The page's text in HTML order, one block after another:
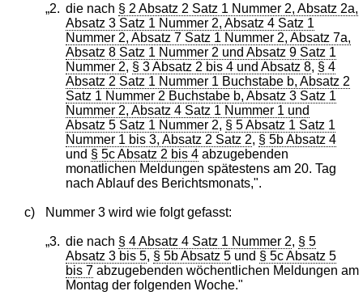
„2. die nach § 2 Absatz 2 Satz 1 Nummer 2, Absatz 2a,
Absatz 3 Satz 1 Nummer 2, Absatz 4 Satz 1
Nummer 2, Absatz 7 Satz 1 Nummer 2, Absatz 7a,
Absatz 8 Satz 1 Nummer 2 und Absatz 9 Satz 1
Nummer 2, § 3 Absatz 2 bis 4 und Absatz 8, § 4
Absatz 2 Satz 1 Nummer 1 Buchstabe b, Absatz 2
Satz 1 Nummer 2 Buchstabe b, Absatz 3 Satz 1
Nummer 2, Absatz 4 Satz 1 Nummer 1 und
Absatz 5 Satz 1 Nummer 2, § 5 Absatz 1 Satz 1
Nummer 1 bis 3, Absatz 2 Satz 2, § 5b Absatz 4
und § 5c Absatz 2 bis 4 abzugebenden
monatlichen Meldungen spätestens am 20. Tag
nach Ablauf des Berichtsmonats,".
c) Nummer 3 wird wie folgt gefasst:
„3. die nach § 4 Absatz 4 Satz 1 Nummer 2, § 5
Absatz 3 bis 5, § 5b Absatz 5 und § 5c Absatz 5
bis 7 abzugebenden wöchentlichen Meldungen am
Montag der folgenden Woche."